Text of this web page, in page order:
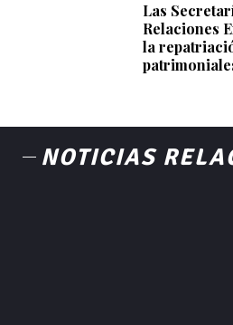
Las
Relaciones
la
NOTICIAS